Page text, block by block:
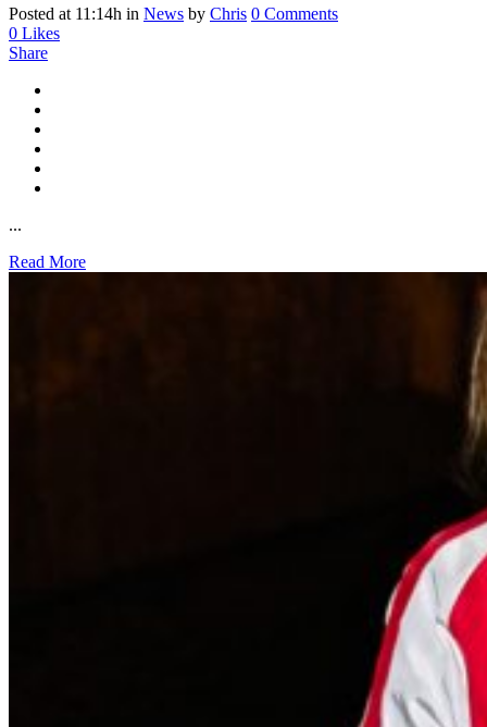
Posted at 11:14h in News by Chris 0 Comments
0 Likes
Share
...
Read More